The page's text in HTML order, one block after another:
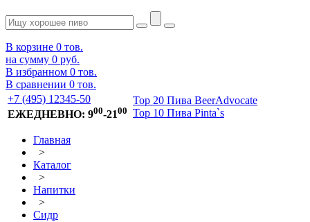
В корзине 0 тов.
на сумму 0 руб.
В избранном 0 тов.
В сравнении 0 тов.
+7 (495) 12345-50
ЕЖЕДНЕВНО: 900-2100
Top 20 Пива BeerAdvocate
Top 10 Пива Pinta`s
Главная
>
Каталог
>
Напитки
>
Сидр